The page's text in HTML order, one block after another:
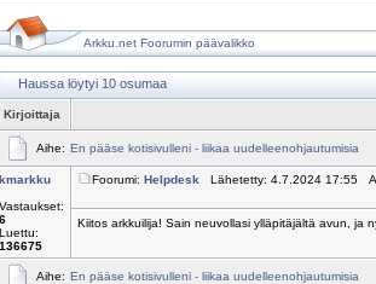
Arkku.net Foorumin päävalikko
Haussa löytyi 10 osumaa
Kirjoittaja
Aihe: En pääse kotisivulleni - liikaa uudelleenohjautumisia
kmarkku
Vastaukset:
6
Luettu:
136675
Foorumi: Helpdesk Lähetetty: 4.7.2024 17:55
Kiitos arkkuilija! Sain neuvollasi ylläpitäjältä avun, ja
Aihe: En pääse kotisivulleni - liikaa uudelleenohjautumisia